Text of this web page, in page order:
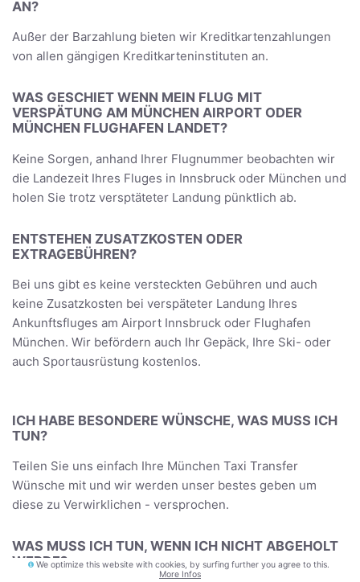
AN?
Außer der Barzahlung bieten wir Kreditkartenzahlungen
von allen gängigen Kreditkarteninstituten an.
WAS GESCHIET WENN MEIN FLUG MIT
VERSPÄTUNG AM MÜNCHEN AIRPORT ODER
MÜNCHEN FLUGHAFEN LANDET?
Keine Sorgen, anhand Ihrer Flugnummer beobachten wir
die Landezeit Ihres Fluges in Innsbruck oder München und
holen Sie trotz versptäteter Landung pünktlich ab.
ENTSTEHEN ZUSATZKOSTEN ODER
EXTRAGEBÜHREN?
Bei uns gibt es keine versteckten Gebühren und auch
keine Zusatzkosten bei verspäteter Landung Ihres
Ankunftsfluges am Airport Innsbruck oder Flughafen
München. Wir befördern auch Ihr Gepäck, Ihre Ski- oder
auch Sportausrüstung kostenlos.
ICH HABE BESONDERE WÜNSCHE, WAS MUSS ICH
TUN?
Teilen Sie uns einfach Ihre München Taxi Transfer
Wünsche mit und wir werden unser bestes geben um
diese zu Verwirklichen - versprochen.
WAS MUSS ICH TUN, WENN ICH NICHT ABGEHOLT
WERDE?
We optimize this website with cookies, by surfing further you agree to this.
More Infos